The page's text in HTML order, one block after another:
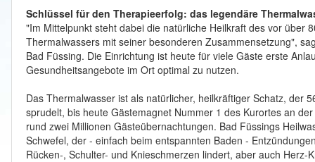
Schlüssel für den Therapieerfolg: das legendäre
"Im Mittelpunkt steht dabei die natürliche Heilkraft des vor über
Thermalwassers mit seiner besonderen Zusammensetzung",
Bad Füssing. Die Einrichtung ist heute für viele Gäste erste
Gesundheitsangebote im Ort optimal zu nutzen.
Das Thermalwasser ist als natürlicher, heilkräftiger Schatz, der
sprudelt, bis heute Gästemagnet Nummer 1 des Kurortes an
rund zwei Millionen Gästeübernachtungen. Bad Füssings
Schwefel, der - einfach beim entspannten Baden -
Rücken-, Schulter- und Knieschmerzen lindert, aber auch